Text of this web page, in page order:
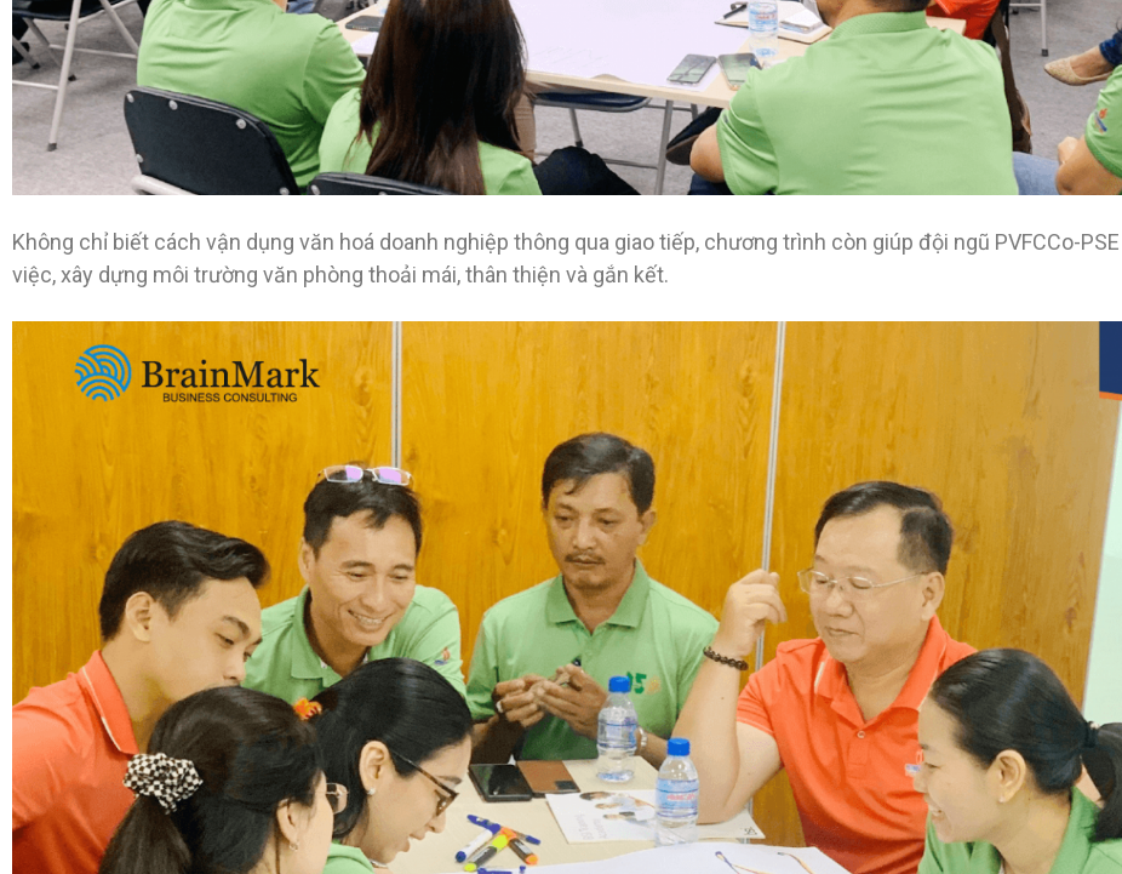
Không chỉ biết cách vận dụng văn hoá doanh nghiệp thông qua giao tiếp, chương trình còn giúp đội ngũ PVFCCo-
việc, xây dựng môi trường văn phòng thoải mái, thân thiện và gắn kết.